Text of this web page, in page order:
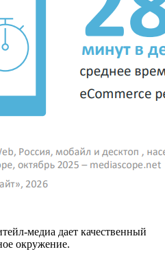
медиа дает качественный
окружение.